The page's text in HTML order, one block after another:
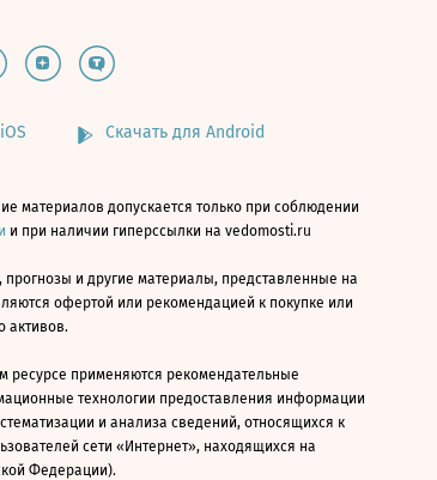
Скачать для Android
материалов допускается только при соблюдении
и при наличии гиперссылки на vedomosti.ru
прогнозы и другие материалы, представленные на
офертой или рекомендацией к покупке или
активов.
ресурсе применяются рекомендательные
технологии предоставления информации
и анализа сведений, относящихся к
сети «Интернет», находящихся на
Федерации).